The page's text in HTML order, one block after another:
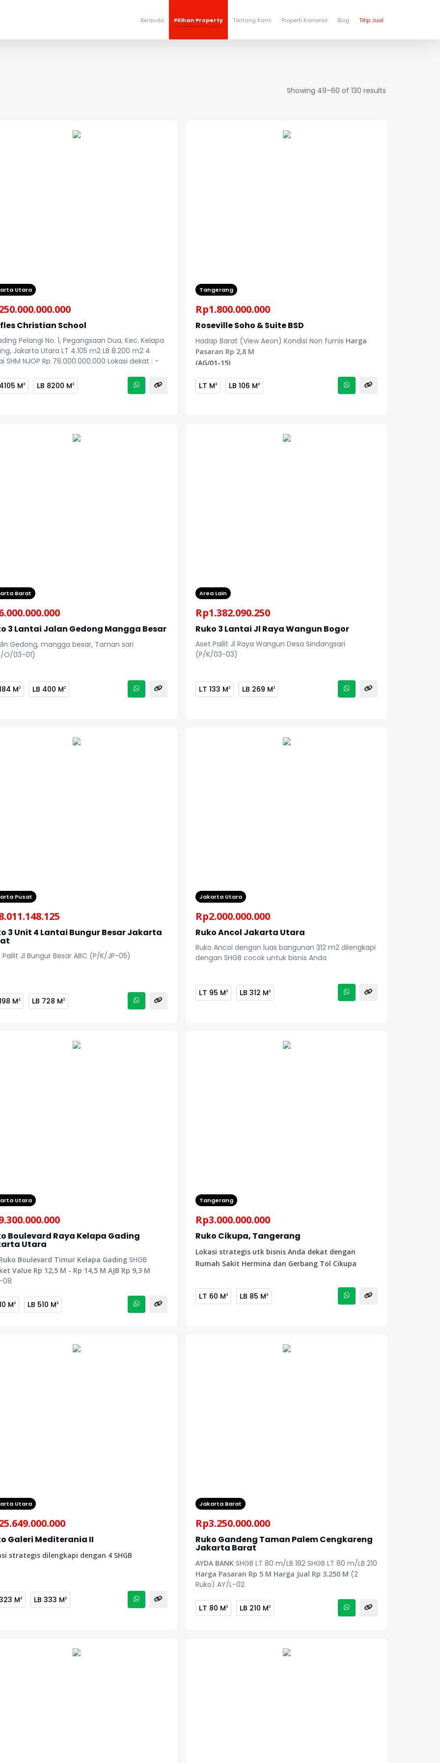
Beranda Pilihan Property Tentang Kami Properti Komersil Blog Titip Jual
Showing 49–60 of 130 results
Utara
Christian School
Pelangi No. 1, Pegangsaan Dua, Kec. Kelapa
Jakarta Utara LT 4.105 m2 LB 8.200 m2 4
SHM NJOP Rp 76.000.000.000 Lokasi dekat : -
Trade Centre - PT Lion Wings - Gading Pluit
- Bizpark Commercial Estate - Columbia
M2 LB 8200 M2
Tangerang
Rp1.800.000.000
Roseville Soho & Suite BSD
Hadap Barat (View Aeon) Kondisi Non furnis Harga
Pasaran Rp 2,8 M
(AG/01-15)
LT M2 LB 106 M2
Barat
3 Lantai Jalan Gedong Mangga Besar
Gedong, mangga besar, Taman sari
O/03-01)
M2 LB 400 M2
Area Lain
Rp1.382.090.250
Ruko 3 Lantai Jl Raya Wangun Bogor
Aset Pailit Jl Raya Wangun Desa Sindangsari
(P/K/03-03)
LT 133 M2 LB 269 M2
Pusat
3 Unit 4 Lantai Bungur Besar Jakarta
Pailit Jl Bungur Besar ABC (P/K/JP-05)
M2 LB 728 M2
Jakarta Utara
Rp2.000.000.000
Ruko Ancol Jakarta Utara
Ruko Ancol dengan luas bangunan312 m2 dilengkapi
dengan SHGB cocok untuk bisnis Anda
LT 95 M2 LB 312 M2
Utara
Boulevard Raya Kelapa Gading
Utara
Boulevard Timur Kelapa Gading SHGB
Value Rp 12,5 M - Rp 14,5 M AJB Rp 9,3 M
08
M2 LB 510 M2
Tangerang
Rp3.000.000.000
Ruko Cikupa, Tangerang
Lokasi strategis utk bisnis Anda dekat dengan
Rumah Sakit Hermina dan Gerbang Tol Cikupa
LT 60 M2 LB 85 M2
Utara
Galeri Mediterania II
strategis dilengkapi dengan 4 SHGB
M2 LB 333 M2
Jakarta Barat
Rp3.250.000.000
Ruko Gandeng Taman Palem Cengkareng
Jakarta Barat
AYDA BANK SHGB LT 80 m/LB 182 SHGB LT 80 m/LB 210
Harga Pasaran Rp 5 M Harga Jual Rp 3.250 M (2
Ruko) AY/L-02
LT 80 M2 LB 210 M2